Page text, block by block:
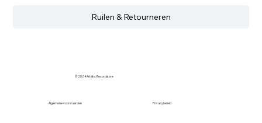
Ruilen & Retourneren
Algemene voorwaarden Privacybeleid
© 2024 Artistic Recordstore